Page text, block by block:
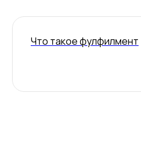
Что такое фулфилмент